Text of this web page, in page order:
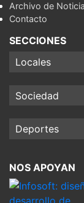
Archivo de
Contacto
SECCIONES
Locales
Sociedad
Deportes
NOS APOYAN